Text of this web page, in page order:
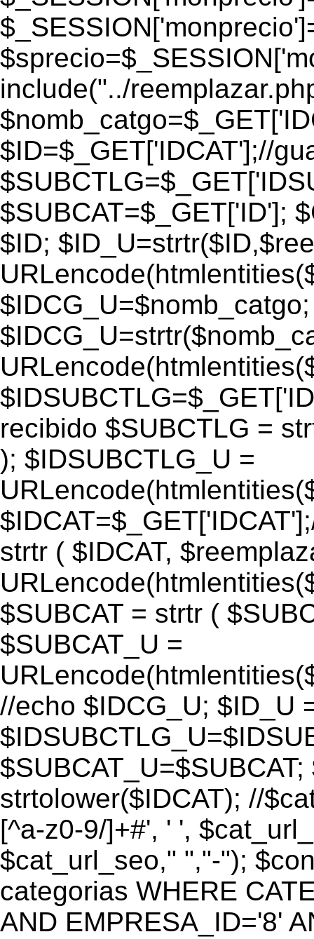
include("../
$ID=$_GET['IDCAT'];//
$SUBCAT=$_GET['ID'];
$ID;
$IDCG_U=$nomb_catgo;
recibido $SUBCTLG =
); $IDSUBCTLG_U =
strtr ( $IDCAT,
$SUBCAT = strtr (
$SUBCAT_U =
//echo $IDCG_U; $ID_U
strtolower($IDCAT); //
[^a-z0-9/]+#', ' ',
$cat_url_seo," ","-");
categorias WHERE
AND EMPRESA_ID='8'